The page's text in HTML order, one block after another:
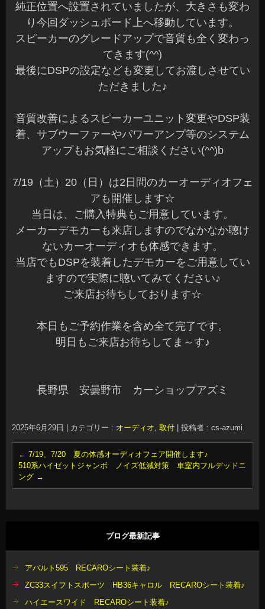
純正位置へ設置されていましたが、大きさも変わ
り今回ダッシュボード上へ移動しています。
スピーカーのグレードアップで音質も全く変わっ
てきます(^^)
最後にDSPの設定なども変更してお渡しさせてい
ただきました♪
音質改善によるスピーカーユニット変更やDSP装
着、サブウーファーやパワーアンプ等のシステム
アップもお気軽にご相談ください(^^)b
7/19（土）20（日）は2日間のカーオーディオフェ
アも開催します☆
当日は、ご購入特典もご用意しています。
メーカーデモカーも来店しますのでなかなか聴け
ないカーオーディオも体感できます。
当店でもDSPを装着したデモカーをご用意してい
ますので実際に聴いてみてください♪
ご来店お待ちしております☆
本日もご予約作業を含め全て完了です。
明日もご来店お待ちしてま～す♪
長野県 安曇野市 カーショップアズミ
2025年6月29日 カテゴリー : オーディオ, 取付 投稿者 : cs-azumi
← 7/19、7/20 夏の体感オーディオフェア開催します♪
510系ハイゼットジャンボ ノイズ低減対策 車室内フルデッドニ
ング →
ブログ最新記事
アバルト595 RECAROシート装着♪
ZC33スイフトスポーツ HB36キャロル RECAROシート装着♪
ハイエースワイド RECAROシート装着♪